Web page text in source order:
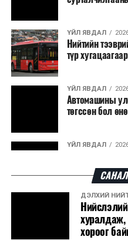
авах боломжтой аж.
Япон, Герман, Швейцар,
зэрэг улс лаг хатаах,
байна. Тухайлбал,
гарсан үнснээс
ашигладаг бол
боловсруулах
эрчим хүч үйлдвэрлэдэг.
Ийнхүү лаг хатаах,
үйлдвэрлэх, нөөцийг
улсад өргөн ашиглаж
ҮЙЛ ЯВДАЛ
Нийтийн
түр
ҮЙЛ ЯВДАЛ
Автомашины
төгссөн бол
ҮЙЛ ЯВДАЛ
ДЭЛХИЙ
захирлын
ДЭЛХИЙ
хуралдаж,
хороог